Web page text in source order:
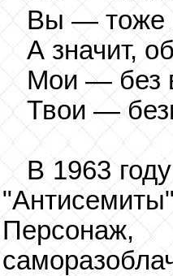
Вы — тоже
А значит,
Мои — без
Твои —
В 1963